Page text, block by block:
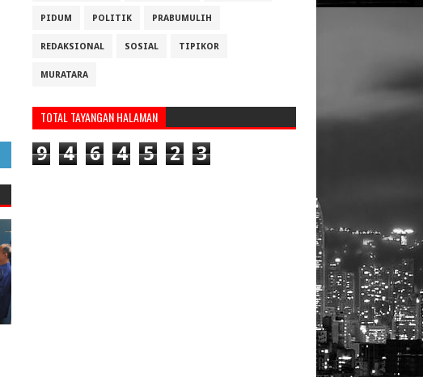
PIDUM POLITIK PRABUMULIH
REDAKSIONAL SOSIAL TIPIKOR
MURATARA
TOTAL TAYANGAN HALAMAN
9 4 6 4 5 2 3